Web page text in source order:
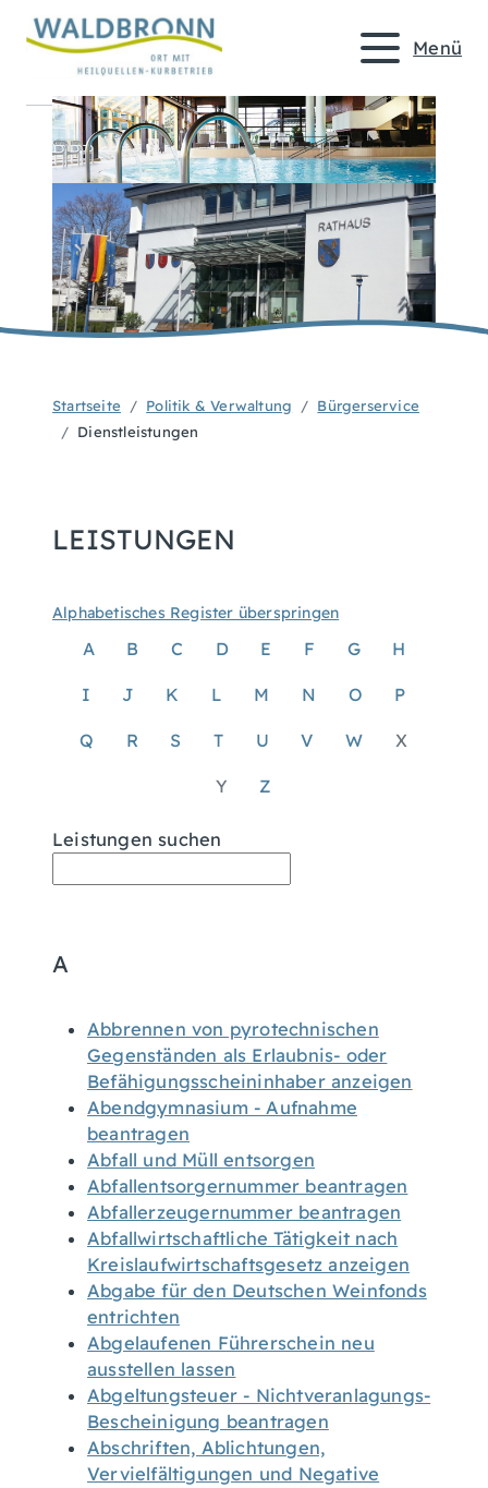
Menü
Startseite Politik & Verwaltung
Bürgerservice
Dienstleistungen
LEISTUNGEN
Alphabetisches Register überspringen
A B C D E F G H
I J K L M N O P
Q R S T U V W X
Y Z
Leistungen suchen
A
Abbrennen von pyrotechnischen
Gegenständen als Erlaubnis- oder
Befähigungsscheininhaber anzeigen
Abendgymnasium - Aufnahme
beantragen
Abfall und Müll entsorgen
Abfallentsorgernummer beantragen
Abfallerzeugernummer beantragen
Abfallwirtschaftliche Tätigkeit nach
Kreislaufwirtschaftsgesetz anzeigen
Abgabe für den Deutschen Weinfonds
entrichten
Abgelaufenen Führerschein neu
ausstellen lassen
Abgeltungsteuer - Nichtveranlagungs-
Bescheinigung beantragen
Abschriften, Ablichtungen,
Vervielfältigungen und Negative